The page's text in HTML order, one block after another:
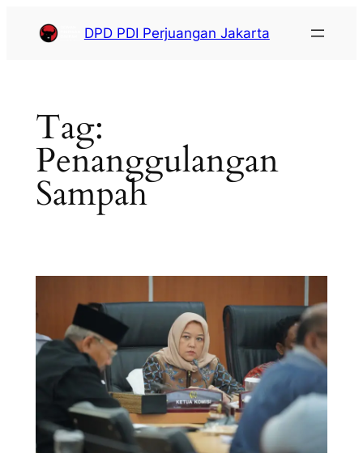
DPD PDI Perjuangan Jakarta
Tag:
Penanggulangan
Sampah